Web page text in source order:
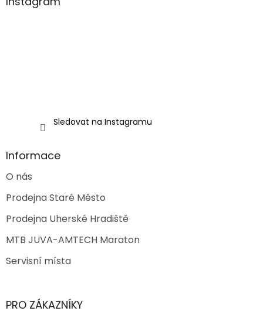
Sledovat na Instagramu
Informace
O nás
Prodejna Staré Město
Prodejna Uherské Hradiště
MTB JUVA-AMTECH Maraton
Servisní místa
PRO ZÁKAZNÍKY